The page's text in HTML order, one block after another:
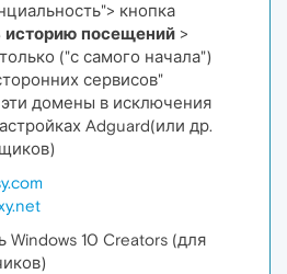
кнопка
историю посещений >
("с самого начала")
сервисов"
домены в исключения
Adguard(или др.
Windows 10 Creators (для